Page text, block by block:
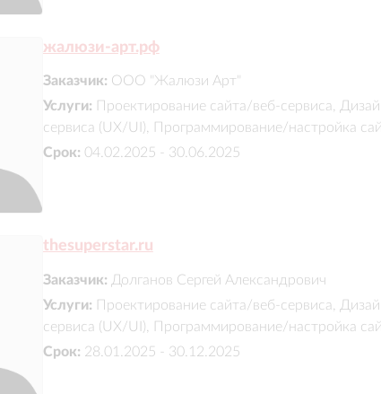
жалюзи-арт.рф
Заказчик: ООО "Жалюзи Арт"
Услуги:
Проектирование сайта/веб-сервиса,
сервиса (UX/UI), Программирование/настройка
Срок: 04.02.2025 - 30.06.2025
thesuperstar.ru
Заказчик: Долганов Сергей Александрович
Услуги:
Проектирование сайта/веб-сервиса,
сервиса (UX/UI), Программирование/настройка
Срок: 28.01.2025 - 30.12.2025